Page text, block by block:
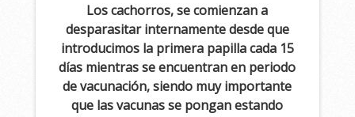
Los cachorros, se comienzan a
desparasitar internamente desde que
introducimos la primera papilla cada 15
días mientras se encuentran en periodo
de vacunación, siendo muy importante
que las vacunas se pongan estando